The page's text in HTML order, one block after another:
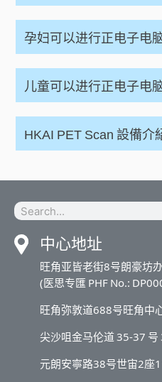
孕妇可以进行正电子电
儿童可以进行正电子电
HKAI PET Scan 設備介
中心地址
旺角亚皆老街8号朗豪坊
(医思专匯 PHF No.:
旺角弥敦道688号旺角中
尖沙咀金马伦道 35-37 号
元朗安寧路38号世宙2座